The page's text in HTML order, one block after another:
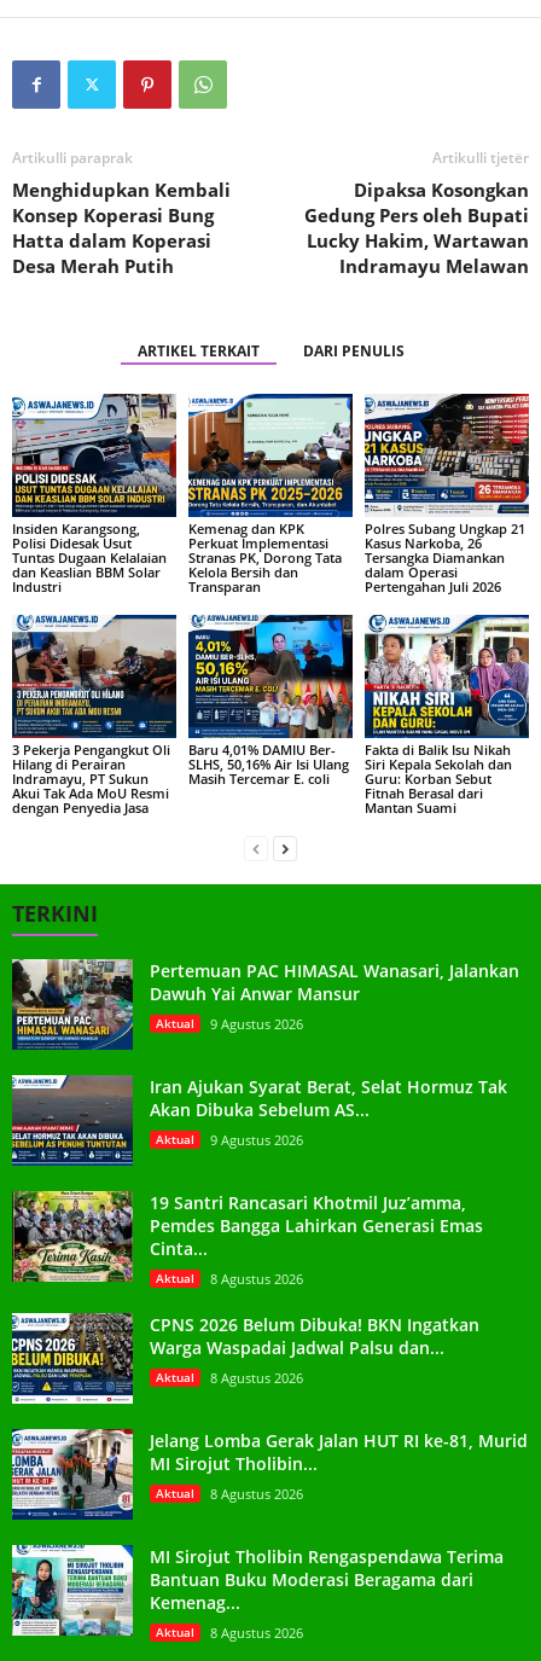
Artikulli paraprak
Menghidupkan Kembali
Konsep Koperasi Bung
Hatta dalam Koperasi
Desa Merah Putih
Artikulli tjetër
Dipaksa Kosongkan
Gedung Pers oleh Bupati
Lucky Hakim, Wartawan
Indramayu Melawan
ARTIKEL TERKAIT DARI PENULIS
Insiden Karangsong,
Polisi Didesak Usut
Tuntas Dugaan Kelalaian
dan Keaslian BBM Solar
Industri
Kemenag dan KPK
Perkuat Implementasi
Stranas PK, Dorong Tata
Kelola Bersih dan
Transparan
Polres Subang Ungkap 21
Kasus Narkoba, 26
Tersangka Diamankan
dalam Operasi
Pertengahan Juli 2026
3 Pekerja Pengangkut Oli
Hilang di Perairan
Indramayu, PT Sukun
Akui Tak Ada MoU Resmi
dengan Penyedia Jasa
Baru 4,01% DAMIU Ber-
SLHS, 50,16% Air Isi Ulang
Masih Tercemar E. coli
Fakta di Balik Isu Nikah
Siri Kepala Sekolah dan
Guru: Korban Sebut
Fitnah Berasal dari
Mantan Suami
TERKINI
Pertemuan PAC HIMASAL Wanasari, Jalankan
Dawuh Yai Anwar Mansur
Aktual 9 Agustus 2026
Iran Ajukan Syarat Berat, Selat Hormuz Tak
Akan Dibuka Sebelum AS...
Aktual 9 Agustus 2026
19 Santri Rancasari Khotmil Juz’amma,
Pemdes Bangga Lahirkan Generasi Emas
Cinta...
Aktual 8 Agustus 2026
CPNS 2026 Belum Dibuka! BKN Ingatkan
Warga Waspadai Jadwal Palsu dan...
Aktual 8 Agustus 2026
Jelang Lomba Gerak Jalan HUT RI ke-81, Murid
MI Sirojut Tholibin...
Aktual 8 Agustus 2026
MI Sirojut Tholibin Rengaspendawa Terima
Bantuan Buku Moderasi Beragama dari
Kemenag...
Aktual 8 Agustus 2026